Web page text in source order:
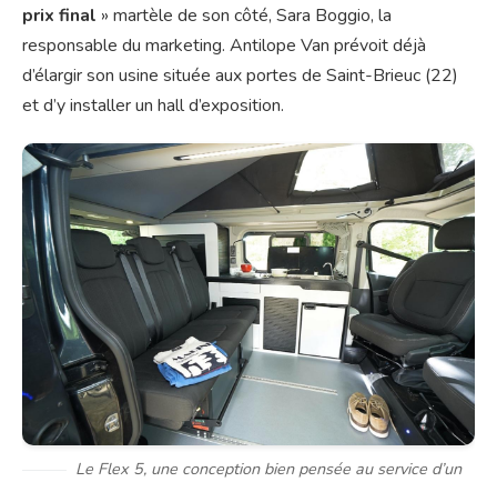
prix final » martèle de son côté, Sara Boggio, la
responsable du marketing. Antilope Van prévoit déjà
d’élargir son usine située aux portes de Saint-Brieuc (22)
et d’y installer un hall d’exposition.
Le Flex 5, une conception bien pensée au service d’un